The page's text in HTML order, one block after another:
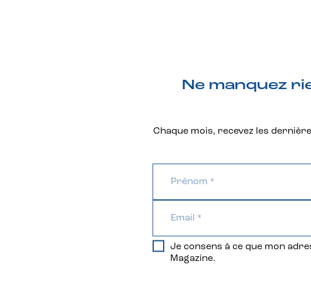
Ne manquez
Chaque mois, recevez les
Je consens à ce que mon
Magazine.